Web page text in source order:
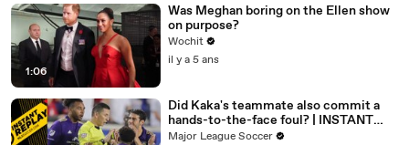
1:06
Was Meghan boring on the Ellen show
on purpose?
Wochit
il y a 5 ans
Did Kaka's teammate also commit a
hands-to-the-face foul? | INSTANT
REPLAY
Major League Soccer